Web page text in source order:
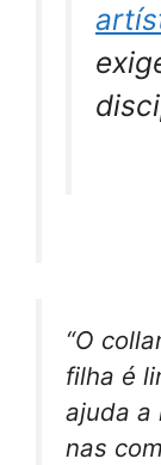
“O
filha é
ajuda a
nas